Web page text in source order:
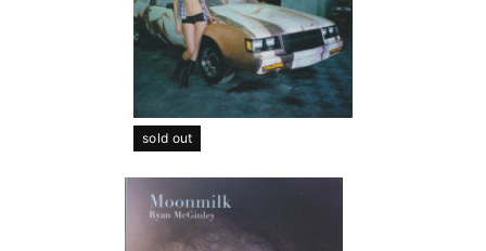
sold out